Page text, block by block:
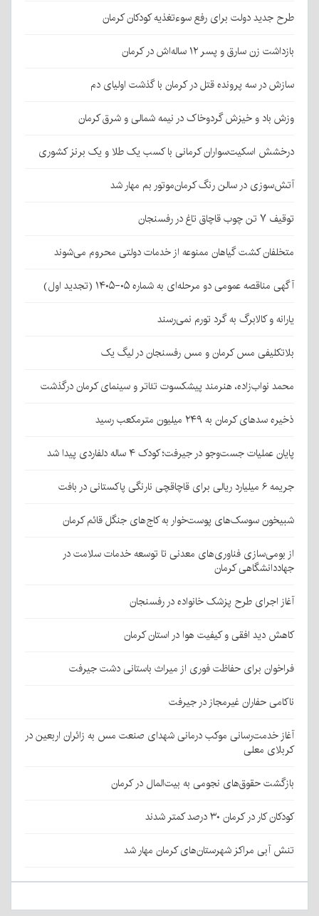
طرح جدید دولت برای رفع سوءتغذیه کودکان کرمان
بازداشت زن سارق و پسر ۱۲ ساله‌اش در کرمان
سازش در سه پرونده قتل در کرمان با گذشت اولیای دم
وزش باد و خیزش گردوخاک در نیمه شمالی و شرق کرمان
درخشش اسکیت‌سواران کرمانی با کسب یک طلا و یک برنز کشوری
آتش‌سوزی در سالن رنگ کرمان‌موتور بم مهار شد
توقیف ۷ تن چوب قاچاق تاغ در رفسنجان
متخلفان کشت گیاهان ممنوعه از خدمات دولتی محروم می‌شوند
آگهی مناقصه عمومی دو مرحله‌ای به شماره ۰۵-۱۴۰۵ (تجدید اول)
یارانه و کالابرگ به گرد تورم نمی‌رسند
بلاتکلیفی مس کرمان و مس رفسنجان در لیگ یک
محمد نواب‌زاده، هنرمند پیشکسوت تئاتر و سینمای کرمان درگذشت
ذخیره سدهای کرمان به ۲۴۹ میلیون مترمکعب رسید
پایان عملیات جست‌وجو در جیرفت؛ کودک ۴ ساله دلفاردی پیدا شد
جریمه ۶ میلیارد ریالی برای قاچاقچی نارنگی پاکستانی در بافت
شبیخون سوسک‌های پوست‌خوار به کاج‌های جنگل قائم کرمان
از بومی‌سازی فناوری‌های معدنی تا توسعه خدمات سلامت در
جهاددانشگاهی کرمان
آغاز اجرای طرح پزشک خانواده در رفسنجان
کاهش دید افقی و کیفیت هوا در استان کرمان
فراخوان برای حفاظت فوری از میراث باستانی دشت جیرفت
ناکامی حفاران غیرمجاز در جیرفت
آغاز خدمت‌رسانی موکب درمانی شهدای صنعت مس به زائران اربعین در
کربلای معلی
بازگشت حقوق‌های نجومی به بیت‌المال در کرمان
کودکان کار در کرمان ۳۰ درصد کمتر شدند
تنش آبی مراکز شهرستان‌های کرمان مهار شد